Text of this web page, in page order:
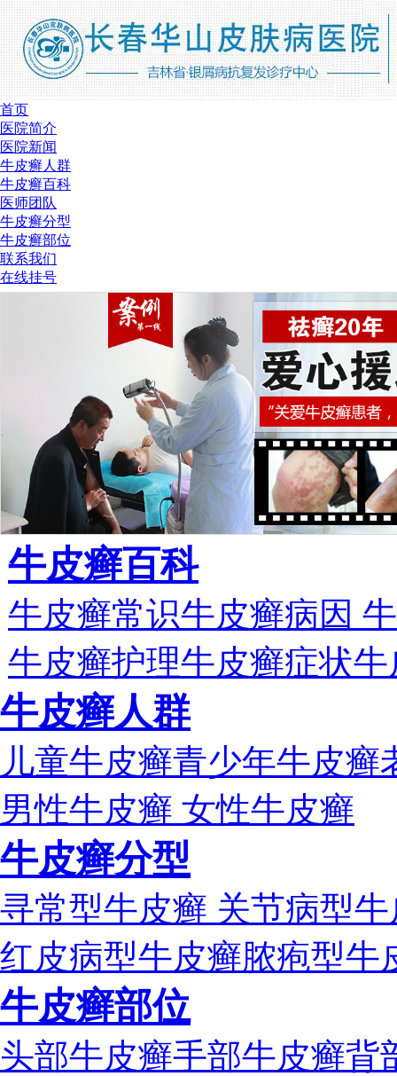
首页
医院简介
医院新闻
牛皮癣人群
牛皮癣百科
医师团队
牛皮癣分型
牛皮癣部位
联系我们
在线挂号
牛皮癣百科
牛皮癣常识牛皮癣病因
牛皮癣护理牛皮癣症状牛
牛皮癣人群
儿童牛皮癣青少年牛皮癣
男性牛皮癣 女性牛皮癣
牛皮癣分型
寻常型牛皮癣 关节病型
红皮病型牛皮癣脓疱型牛
牛皮癣部位
头部牛皮癣手部牛皮癣背